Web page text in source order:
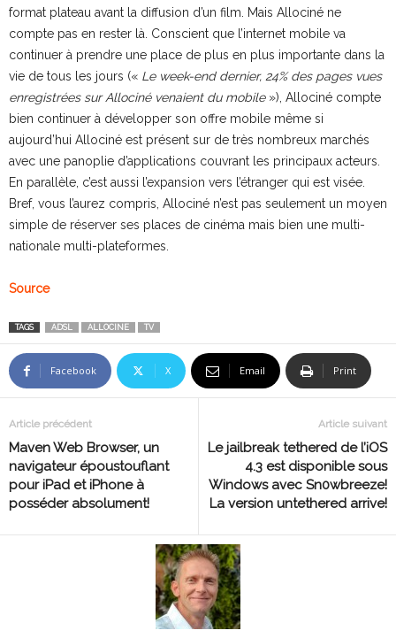
format plateau avant la diffusion d’un film. Mais Allociné ne
compte pas en rester là. Conscient que l’internet mobile va
continuer à prendre une place de plus en plus importante dans la
vie de tous les jours (« Le week-end dernier, 24% des pages vues
enregistrées sur Allociné venaient du mobile»), Allociné compte
bien continuer à développer son offre mobile même si
aujourd’hui Allociné est présent sur de très nombreux marchés
avec une panoplie d’applications couvrant les principaux acteurs.
En parallèle, c’est aussi l’expansion vers l’étranger qui est visée.
Bref, vous l’aurez compris, Allociné n’est pas seulement un moyen
simple de réserver ses places de cinéma mais bien une multi-
nationale multi-plateformes.
Source
TAGS ADSL ALLOCINE TV
Facebook X Email Print
Article précédent
Maven Web Browser, un
navigateur époustouflant
pour iPad et iPhone à
posséder absolument!
Article suivant
Le jailbreak tethered de l’iOS
4.3 est disponible sous
Windows avec Sn0wbreeze!
La version untethered arrive!